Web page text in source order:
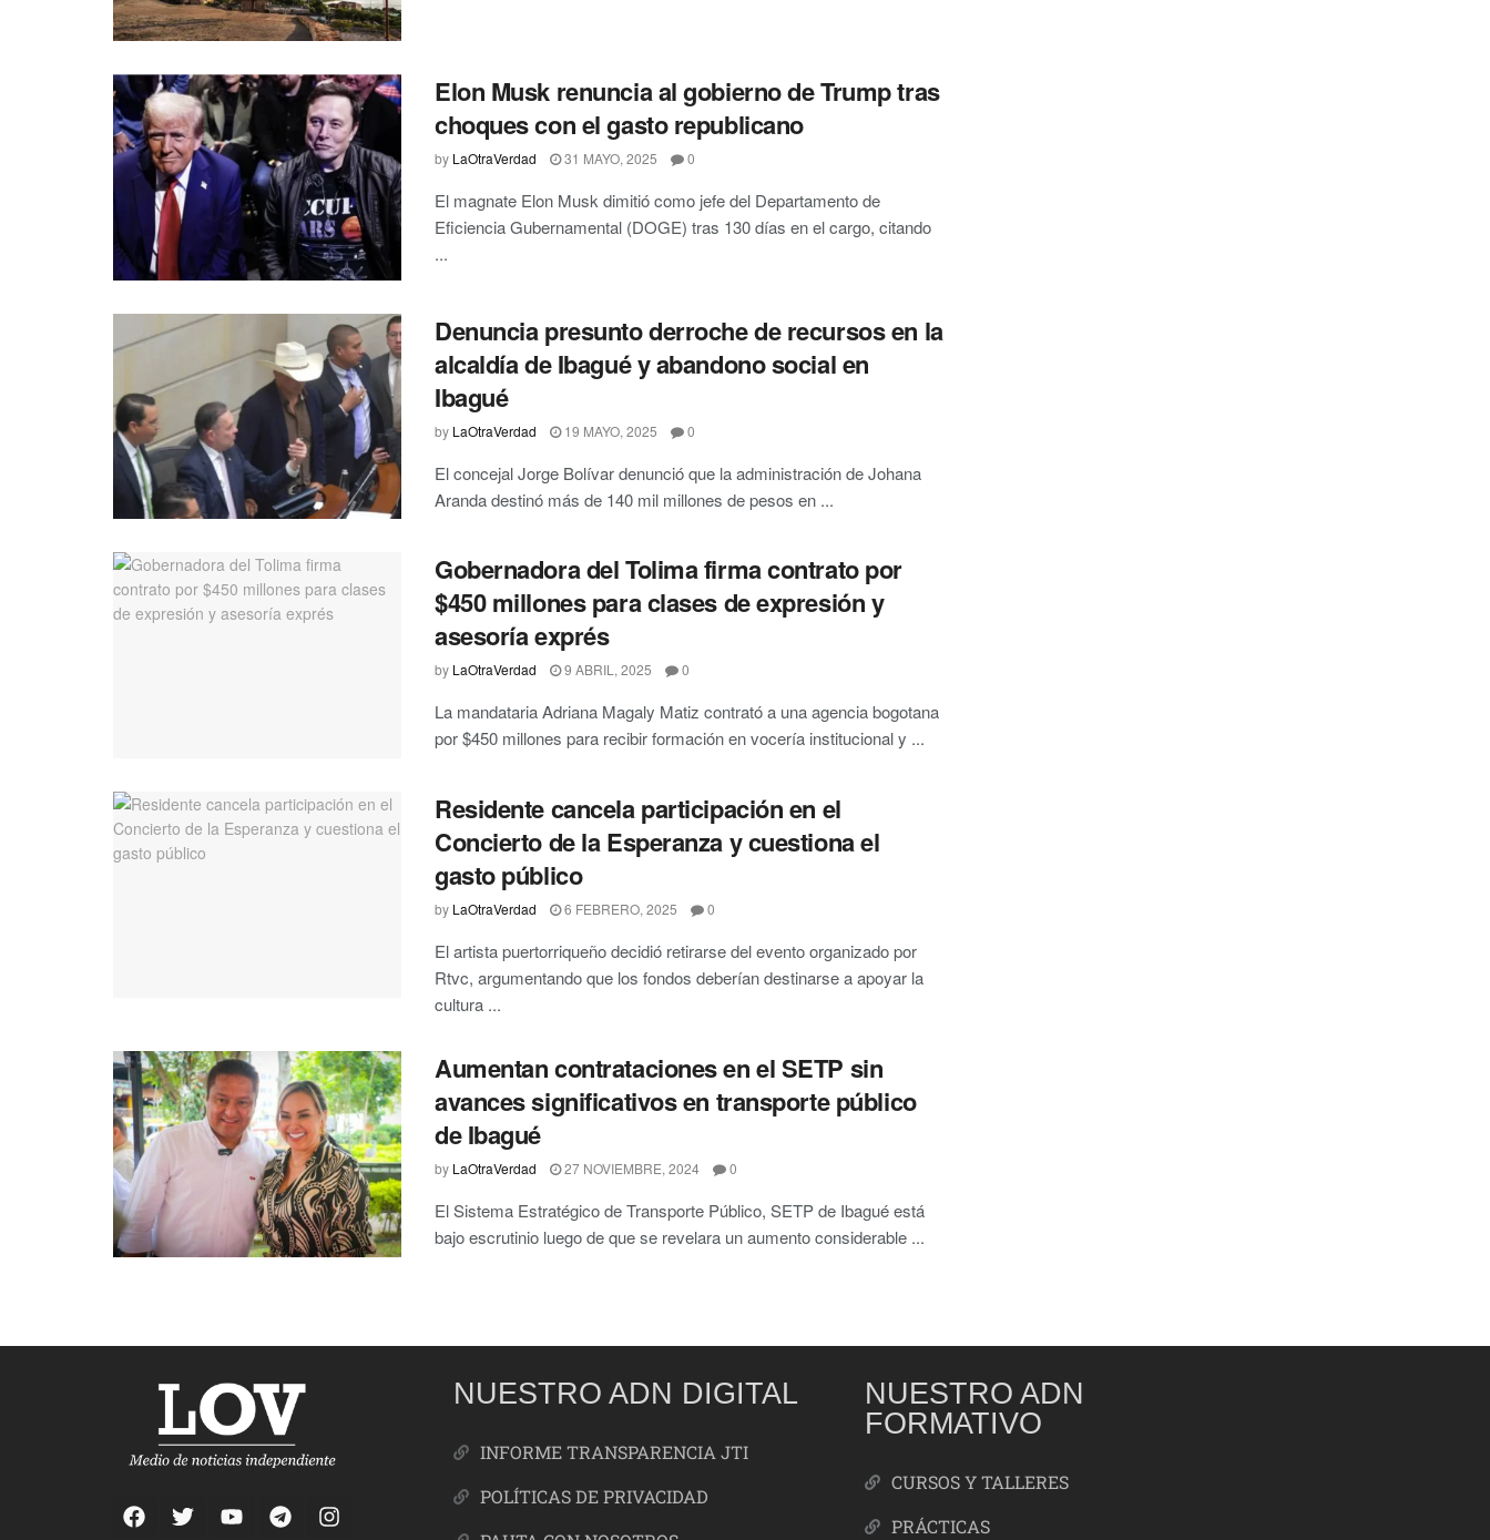
Elon Musk renuncia al gobierno de Trump tras
choques con el gasto republicano
by LaOtraVerdad 31 MAYO, 2025 0
El magnate Elon Musk dimitió como jefe del Departamento de
Eficiencia Gubernamental (DOGE) tras 130 días en el cargo, citando
...
Denuncia presunto derroche de recursos en la
alcaldía de Ibagué y abandono social en
Ibagué
by LaOtraVerdad 19 MAYO, 2025 0
El concejal Jorge Bolívar denunció que la administración de Johana
Aranda destinó más de 140 mil millones de pesos en ...
Gobernadora del Tolima firma contrato por
$450 millones para clases de expresión y
asesoría exprés
by LaOtraVerdad 9 ABRIL, 2025 0
La mandataria Adriana Magaly Matiz contrató a una agencia bogotana
por $450 millones para recibir formación en vocería institucional y ...
Residente cancela participación en el
Concierto de la Esperanza y cuestiona el
gasto público
by LaOtraVerdad 6 FEBRERO, 2025 0
El artista puertorriqueño decidió retirarse del evento organizado por
Rtvc, argumentando que los fondos deberían destinarse a apoyar la
cultura ...
Aumentan contrataciones en el SETP sin
avances significativos en transporte público
de Ibagué
by LaOtraVerdad 27 NOVIEMBRE, 2024 0
El Sistema Estratégico de Transporte Público, SETP de Ibagué está
bajo escrutinio luego de que se revelara un aumento considerable ...
NUESTRO ADN DIGITAL
INFORME TRANSPARENCIA JTI
POLÍTICAS DE PRIVACIDAD
NUESTRO ADN
FORMATIVO
CURSOS Y TALLERES
PRÁCTICAS